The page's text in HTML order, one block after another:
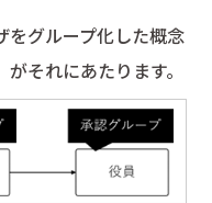
をグループ化した概念
それにあたります。